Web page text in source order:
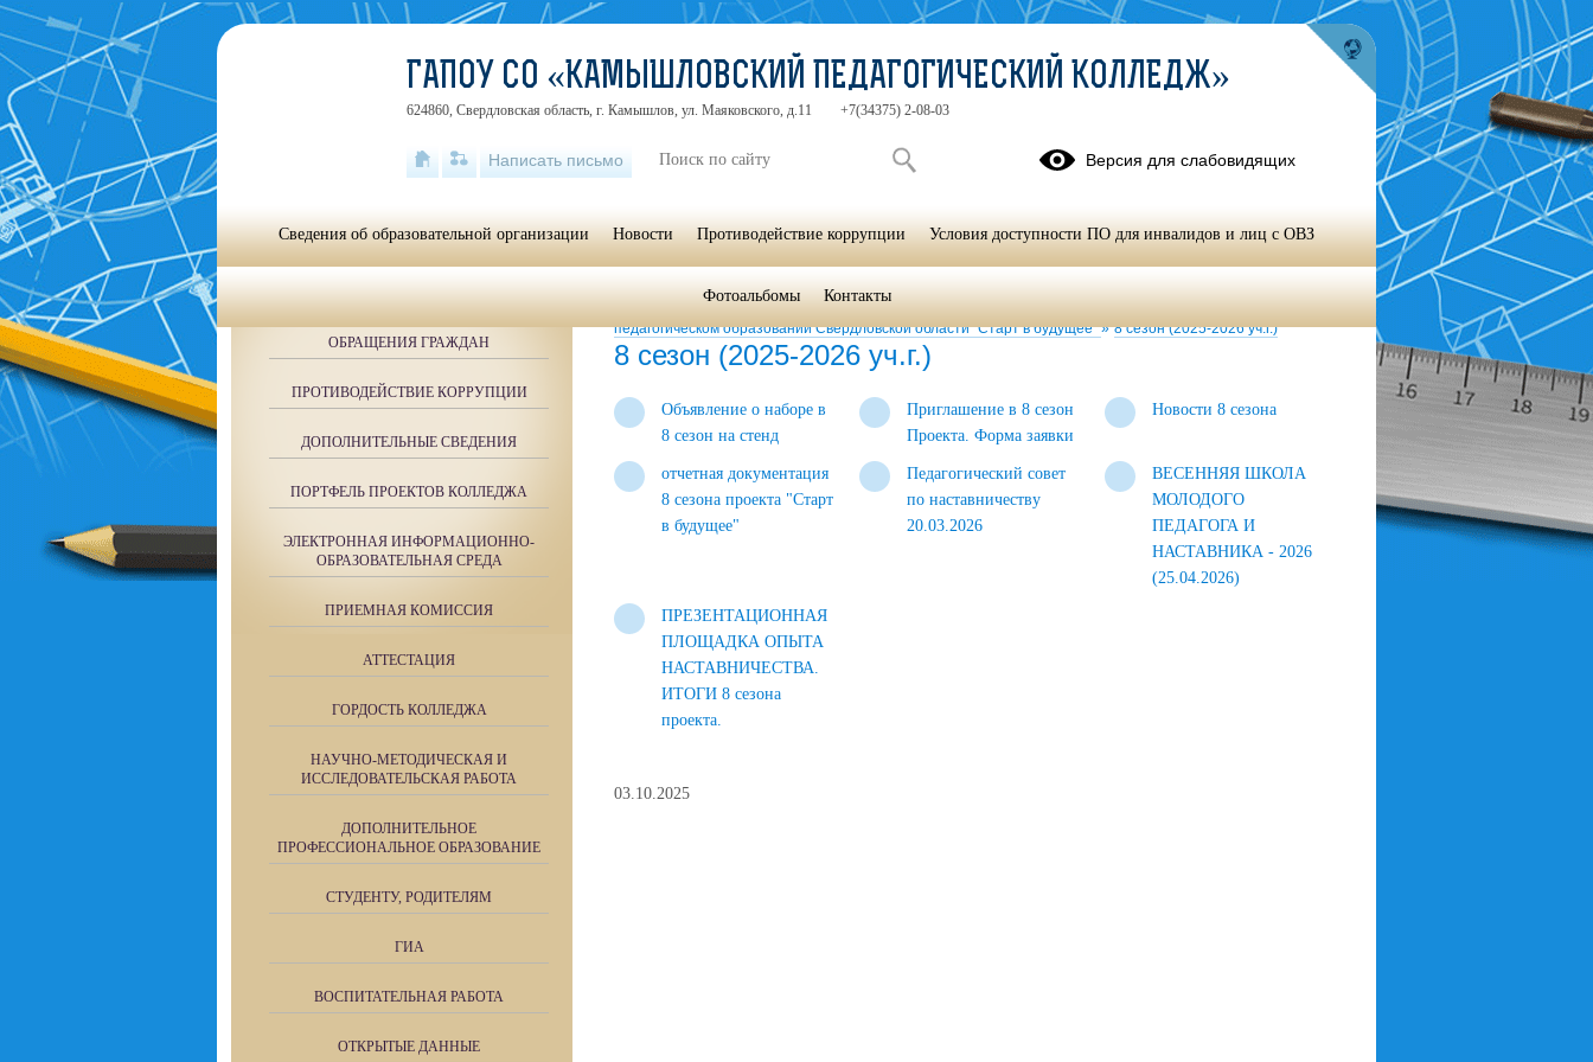
Научно-методическая и исследовательская работа
педагогическом образовании Свердловской области "Старт в будущее"» 8 сезон (2025-2026 уч.г.)
8 сезон (2025-2026 уч.г.)
Объявление о наборе в
8 сезон на стенд
Приглашение в 8 сезон
Проекта. Форма заявки
Новости 8 сезона
отчетная документация
8 сезона проекта "Старт
в будущее"
Педагогический совет
по наставничеству
20.03.2026
ВЕСЕННЯЯ ШКОЛА
МОЛОДОГО
ПЕДАГОГА И
НАСТАВНИКА - 2026
(25.04.2026)
ПРЕЗЕНТАЦИОННАЯ
ПЛОЩАДКА ОПЫТА
НАСТАВНИЧЕСТВА.
ИТОГИ 8 сезона
проекта.
03.10.2025
ОБРАЩЕНИЯ ГРАЖДАН
ПРОТИВОДЕЙСТВИЕ КОРРУПЦИИ
ДОПОЛНИТЕЛЬНЫЕ СВЕДЕНИЯ
ПОРТФЕЛЬ ПРОЕКТОВ КОЛЛЕДЖА
ЭЛЕКТРОННАЯ ИНФОРМАЦИОННО-
ОБРАЗОВАТЕЛЬНАЯ СРЕДА
ПРИЕМНАЯ КОМИССИЯ
АТТЕСТАЦИЯ
ГОРДОСТЬ КОЛЛЕДЖА
НАУЧНО-МЕТОДИЧЕСКАЯ И
ИССЛЕДОВАТЕЛЬСКАЯ РАБОТА
ДОПОЛНИТЕЛЬНОЕ
ПРОФЕССИОНАЛЬНОЕ ОБРАЗОВАНИЕ
СТУДЕНТУ, РОДИТЕЛЯМ
ГИА
ВОСПИТАТЕЛЬНАЯ РАБОТА
ОТКРЫТЫЕ ДАННЫЕ
ГАПОУ СО «КАМЫШЛОВСКИЙ ПЕДАГОГИЧЕСКИЙ КОЛЛЕДЖ»
624860, Свердловская область, г. Камышлов, ул. Маяковского, д.11 +7(34375) 2-08-03
Написать письмо Версия для слабовидящих
Сведения об образовательной организации Новости Противодействие коррупции Условия доступности ПО для инвалидов и лиц с ОВЗ
Фотоальбомы Контакты